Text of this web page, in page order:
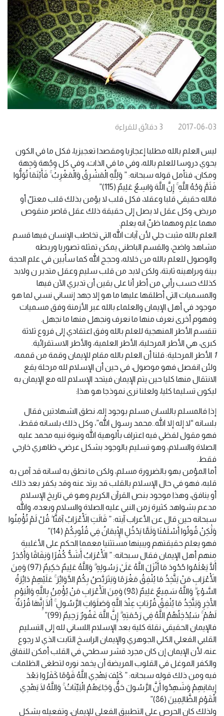
2017-06-03
3 دقائق للقراءة
ليس العلم بالله مطلبا إعجازيا ومقصدا تعجيزيا، فكل ما في الكون
يحوي دروسا للعلم بالله، وفي ما في الذات، وفي كل وِجْهة وَجِهة
ومكان، فتأمل قوله سبحانه: ” وَلِلَّهِ الْمَشْرِقُ وَالْمَغْرِبُ ۚ فَأَيْنَمَا تُوَلُّوا
فَثَمَّ وَجْهُ اللَّهِ ۚ إِنَّ اللَّهَ وَاسِعٌ عَلِيمٌ (115)”
فالله حقيقي قلبا وعقلا، فكل قلب لا يؤمن بذلك قلب معتلّ أو
مريض، وكل عقل لا يصل إلى حقيقة ذلك عقل قاصر منقوص
مهما علِم ومهما ظنّ انه يعلم.
العلم بالله مثبت جلي لأن آيات الله التي تخاطب الإنسان فيها قسم
مشاهد واضح، والقسم الباطني يمكن تمثله تصوريا وربطه
والوصول للعلم بالله من خلاله، وحجج الله كما سأبين في علم الحجة
بينة وبراهينه ثابتة، ولكن لابد من قلب سليم وعقل متدبر ن ولابد
كذلك حسب رأيي من أطر أنا على يقين أن تدبري الآن فيها
والمسميات التي أطلقها عليها ما هو إلا جهد إنساني نسبي لما هو
موجود في أهل الإيمان والعلماء بالله عبر الأزمنة وفق مسميات
وفهوم أخرى نعرف منها ما نعرف ونجهل منها ما نجهل.
تنقسم الأطر المنهجية للعلم بالله وفق اعتقادي إلى فروع ثلاثة
كبرى، هي الأطر المرحلية، الأطر العلمية، والأطر الاستقرائية.
1 الأطر المرحلية: قلنا أن العلم بالله مقام للإيمان وقمة من قممه،
ولئن انفصل فهو موصول، في حين أن الإسلام لله مرحلة يقع
الانتقال منها كليا حين يتم الإيمان فيتحد الإسلام لله مع الإيمان به
ليكون تسليما كليا، ولعلنا نرى نموذجا هو هذا:
إذا فالمسلم باللسان مسلم بوجود إله، نطق الشهادتين فقال
بلسانه “لا إله إلا الله..محمد رسول الله”، وكل ذلك بلسانه فقط،
فهو مقول لفظي فيه اعتراف بألوهية الله ونبوة نبيه محمد عليه
الصلاة والسلام، وهو تسليم بالوجود بشكل عرضي، ظاهري خارجي
فقط.
أما المؤمن بهو بالضرورة مسلم، ولكن ما نطق به لسانه قد آمن به
قلبه، فهو في حال الإسلام بالقلب قد يرتد عنه وقد يكفر بعد ذلك
أو ينافق، وهذا موجود بنص القرآن الكريم وهو في تاريخ الإسلام
مدعم بشواهد كثيرة زمن النبي عليه الصلاة والسلام وبعده، والله
سبحانه حين قال عن الأعراب آيته: ” قَالَتِ الْأَعْرَابُ آمَنَّا ۖ قُلْ لَمْ تُؤْمِنُوا
وَلَٰكِنْ قُولُوا أَسْلَمْنَا وَلَمَّا يَدْخُلِ الْإِيمَانُ فِي قُلُوبِكُمْ (14)”
فهو يعلم حقيقتهم ويبينها مستثنيا معمما الحكم على الأغلبية
منهم أهل الإيمان فقال سبحانه: ” الْأَعْرَابُ أَشَدُّ كُفْرًا وَنِفَاقًا وَأَجْدَرُ
أَلَّا يَعْلَمُوا حُدُودَ مَا أَنْزَلَ اللَّهُ عَلَىٰ رَسُولِهِ ۗ وَاللَّهُ عَلِيمٌ حَكِيمٌ (97) وَمِنَ
الْأَعْرَابِ مَنْ يَتَّخِذُ مَا يُنْفِقُ مَغْرَمًا وَيَتَرَبَّصُ بِكُمُ الدَّوَائِرَ ۚ عَلَيْهِمْ دَائِرَةُ
السَّوْءِ ۗ وَاللَّهُ سَمِيعٌ عَلِيمٌ (98) وَمِنَ الْأَعْرَابِ مَنْ يُؤْمِنُ بِاللَّهِ وَالْيَوْمِ
الْآخِرِ وَيَتَّخِذُ مَا يُنْفِقُ قُرُبَاتٍ عِنْدَ اللَّهِ وَصَلَوَاتِ الرَّسُولِ ۚ أَلَا إِنَّهَا قُرْبَةٌ
لَهُمْ ۚ سَيُدْخِلُهُمُ اللَّهُ فِي رَحْمَتِهِ ۗ إِنَّ اللَّهَ غَفُورٌ رَحِيمٌ (99)”
فالإيمان الحقيقي نقلة كلية بعد الإسلام اللساني لله إلى التسليم
القلبي الفعلي الكلي الجوهري والإيمان الراسخ الثابت الذي لا رجوع
عنه، لأن الإيمان إن كان مجرد قشر سطحي في القلب أمكن للنفاق
والكفر الموغل في القلوب المريضة أن يخمد نوره لتطغى الظلمات
فيه ومن ذلك قوله سبحانه: ” كَيْفَ يَهْدِي اللَّهُ قَوْمًا كَفَرُوا بَعْدَ
إِيمَانِهِمْ وَشَهِدُوا أَنَّ الرَّسُولَ حَقٌّ وَجَاءَهُمُ الْبَيِّنَاتُ ۚ وَاللَّهُ لَا يَهْدِي
الْقَوْمَ الظَّالِمِينَ (86)”
ولذلك كان الحرص على التطبيق الفعلي للإيمان، وتفعيله بشكل